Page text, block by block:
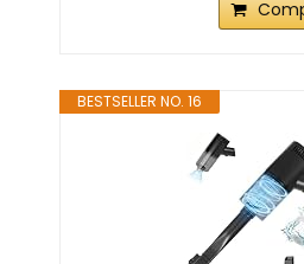
BESTSELLER NO. 16